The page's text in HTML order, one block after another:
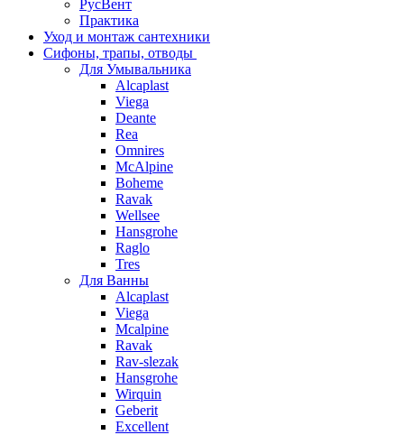
РусВент
Практика
Уход и монтаж сантехники
Сифоны, трапы, отводы
Для Умывальника
Alcaplast
Viega
Deante
Rea
Omnires
McAlpine
Boheme
Ravak
Wellsee
Hansgrohe
Raglo
Tres
Для Ванны
Alcaplast
Viega
Mcalpine
Ravak
Rav-slezak
Hansgrohe
Wirquin
Geberit
Excellent